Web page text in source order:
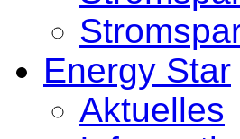
Energy Star
Aktuelles